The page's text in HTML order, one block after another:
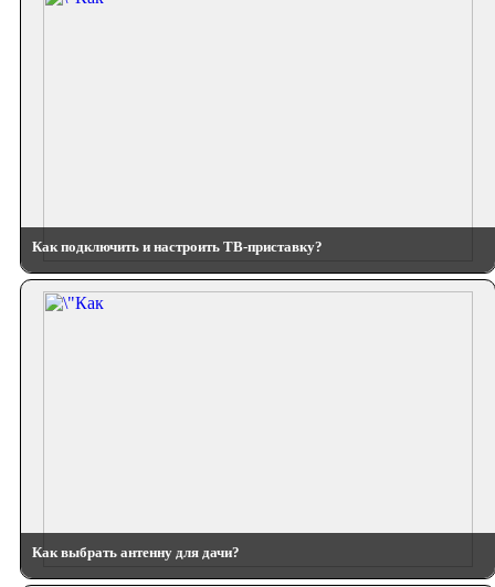
Как подключить и настроить ТВ-приставку?
Как выбрать антенну для дачи?